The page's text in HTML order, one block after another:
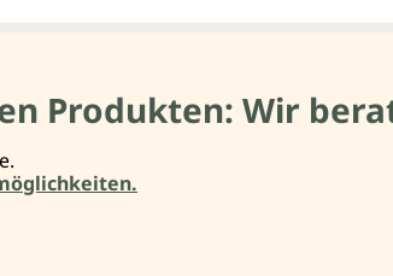
Produkten: Wir